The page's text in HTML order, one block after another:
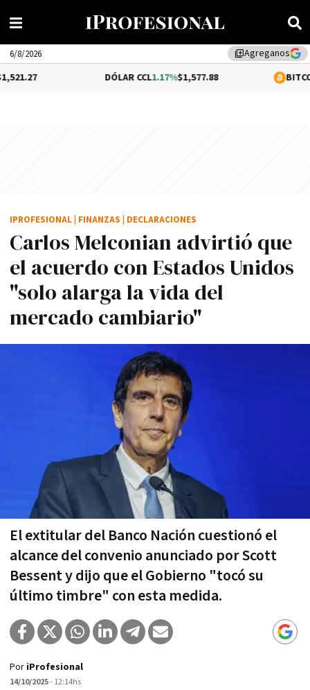
library_addAgreganos
6/8/2026
1.17%$1,577.88 0.05%
Carlos Melconian advirtió que
el acuerdo con Estados Unidos
"solo alarga la vida del
mercado cambiario"
El extitular del Banco Nación cuestionó el
alcance del convenio anunciado por Scott
Bessent y dijo que el Gobierno "tocó su
último timbre" con esta medida.
IPROFESIONAL FINANZAS DECLARACIONES
Por iProfesional
14/10/2025- 12:14hs